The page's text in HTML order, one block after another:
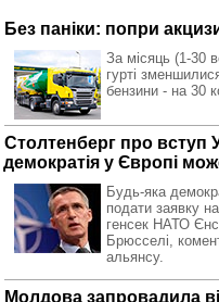
Без паніки: попри
За місяць (1-30
гурті
бензини - на 30
Столтенберг про вступ
демократія у Європі
Будь-яка
подати заявку
генсек НАТО
Брюсселі,
альянсу.
Молдова запровадила